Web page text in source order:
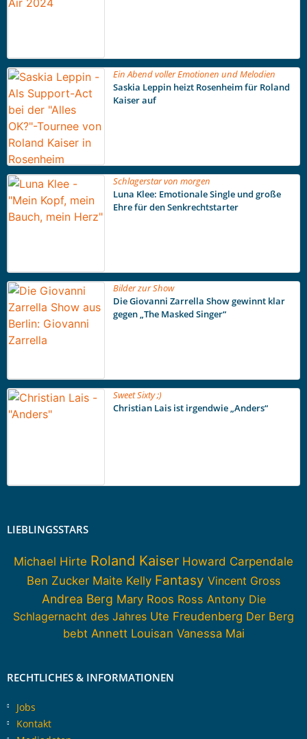
Ein Abend voller Emotionen und Melodien
Saskia Leppin heizt Rosenheim für Roland
Kaiser auf
Schlagerstar von morgen
Luna Klee: Emotionale Single und große
Ehre für den Senkrechtstarter
Bilder zur Show
Die Giovanni Zarrella Show gewinnt klar
gegen „The Masked Singer“
Sweet Sixty ;)
Christian Lais ist irgendwie „Anders“
LIEBLINGSSTARS
Michael Hirte Roland Kaiser Howard Carpendale
Ben Zucker Maite Kelly Fantasy Vincent Gross
Andrea Berg Mary Roos Ross Antony Die
Schlagernacht des Jahres Ute Freudenberg Der Berg
bebt Annett Louisan Vanessa Mai
RECHTLICHES & INFORMATIONEN
Jobs
Kontakt